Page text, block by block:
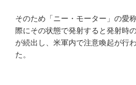
そのため「ニー・モーター」の愛
際にその状態で発射すると発射時
が続出し、米軍内で注意喚起が行
た。